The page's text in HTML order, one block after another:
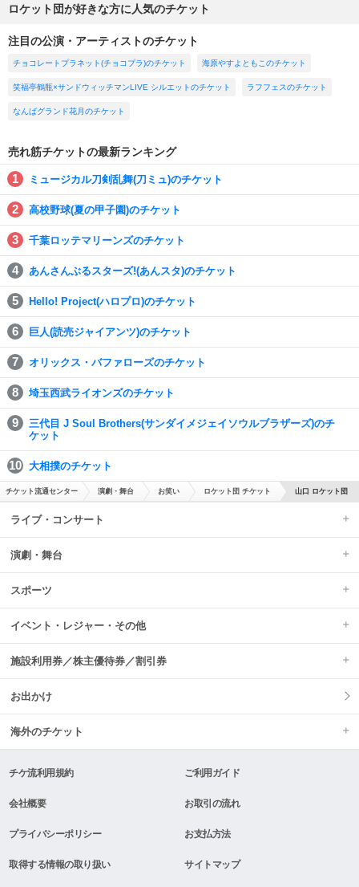
ロケット団が好きな方に人気のチケット
注目の公演・アーティストのチケット
チョコレートプラネット(チョコプラ)のチケット 海原やすよともこのチケット
笑福亭鶴瓶×サンドウィッチマンLIVE シルエットのチケット ラフフェスのチケット
なんばグランド花月のチケット
売れ筋チケットの最新ランキング
ミュージカル刀剣乱舞(刀ミュ)のチケット
高校野球(夏の甲子園)のチケット
千葉ロッテマリーンズのチケット
あんさんぶるスターズ!(あんスタ)のチケット
Hello! Project(ハロプロ)のチケット
巨人(読売ジャイアンツ)のチケット
オリックス・バファローズのチケット
埼玉西武ライオンズのチケット
三代目 J Soul Brothers(サンダイメジェイソウルブラザーズ)のチ
ケット
大相撲のチケット
チケット流通センター 演劇・舞台 お笑い ロケット団 チケット 山口 ロケット団
ライブ・コンサート
演劇・舞台
スポーツ
イベント・レジャー・その他
施設利用券／株主優待券／割引券
お出かけ
海外のチケット
チケ流利用規約 ご利用ガイド
会社概要 お取引の流れ
プライバシーポリシー お支払方法
取得する情報の取り扱い サイトマップ